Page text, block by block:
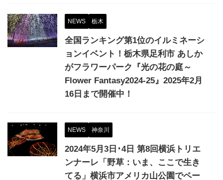
NEWS 栃木
全国ランキング第1位のイルミネーシ
ョンイベント！栃木県足利市 あしか
がフラワーパーク『光の花の庭～
Flower Fantasy2024-25』2025年2月
16日まで開催中！
NEWS 神奈川
2024年5月3日･4日 第8回横浜トリエ
ンナーレ「野草：いま、ここで生き
てる」横浜市アメリカ山公園でペー